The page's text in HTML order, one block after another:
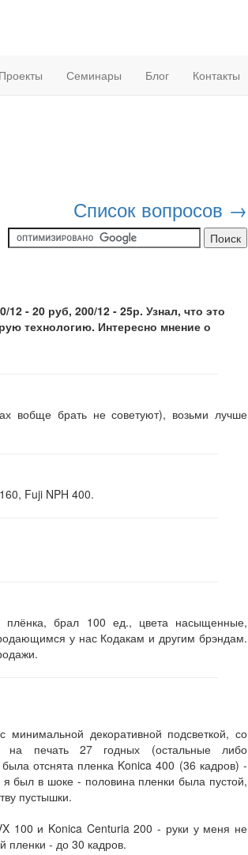
Семинары Блог Контакты
Список вопросов →
- 20 руб, 200/12 - 25р. Узнал, что это
технологию. Интересно мнение о
вобще брать не советуют), возьми лучше
Fuji NPH 400.
плёнка, брал 100 ед., цвета насыщенные,
у нас Кодакам и другим брэндам.
декоративной подсветкой, со
печать 27 годных (остальные либо
отснята пленка Konica 400 (36 кадров) -
был в шоке - половина пленки была пустой,
пустышки.
100 и Konica Centuria 200 - руки у меня не
пленки - до 30 кадров.